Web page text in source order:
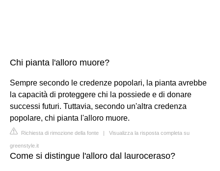
Chi pianta l'alloro muore?
Sempre secondo le credenze popolari, la pianta avrebbe
la capacità di proteggere chi la possiede e di donare
successi futuri. Tuttavia, secondo un'altra credenza
popolare, chi pianta l'alloro muore.
Richiesta di rimozione della fonte | Visualizza la risposta completa su
greenstyle.it
Come si distingue l'alloro dal lauroceraso?